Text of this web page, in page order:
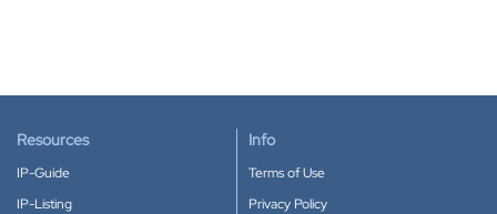
Resources
IP-Guide
IP-Listing
Info
Terms of Use
Privacy Policy